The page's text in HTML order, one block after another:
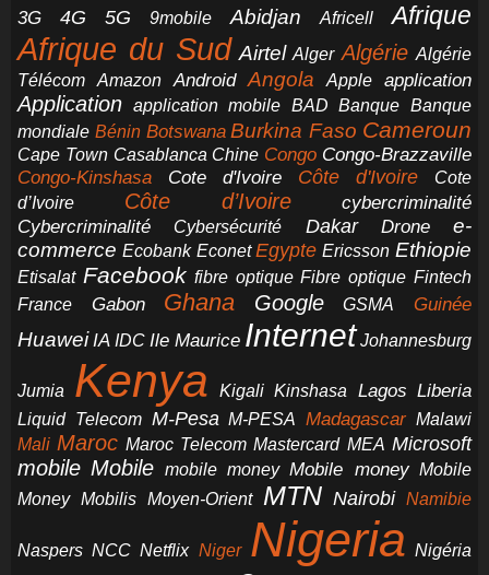
3G 4G 5G 9mobile Abidjan Africell Afrique
Afrique du Sud Airtel Alger Algérie Algérie
Télécom
Amazon Android Angola Apple application
Application application mobile BAD Banque Banque
mondiale Bénin Botswana Burkina Faso Cameroun
Cape Town Casablanca Chine Congo Congo-Brazzaville
Congo-Kinshasa Cote d'Ivoire Côte d'Ivoire
Cote
d’Ivoire
Côte d’Ivoire
cybercriminalité
Cybercriminalité
Cybersécurité Dakar Drone
e-
commerce Ecobank Econet Egypte Ericsson Ethiopie
Etisalat Facebook fibre optique Fibre optique Fintech
France
Gabon Ghana Google GSMA Guinée
Huawei IA IDC Ile Maurice Internet Johannesburg
Jumia Kenya Kigali Kinshasa Lagos Liberia
Liquid Telecom M-Pesa M-PESA Madagascar Malawi
Mali Maroc Maroc Telecom Mastercard MEA Microsoft
mobile Mobile mobile money Mobile money Mobile
Money Mobilis Moyen-Orient MTN Nairobi Namibie
Naspers NCC Netflix Niger Nigeria Nigéria